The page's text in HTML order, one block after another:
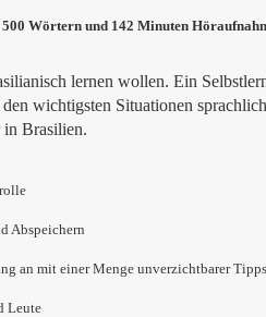
Wörtern und 142 Minuten
lernen wollen. Ein
wichtigsten Situationen
in Brasilien.
Abspeichern
an mit einer Menge unverzichtbarer
Leute